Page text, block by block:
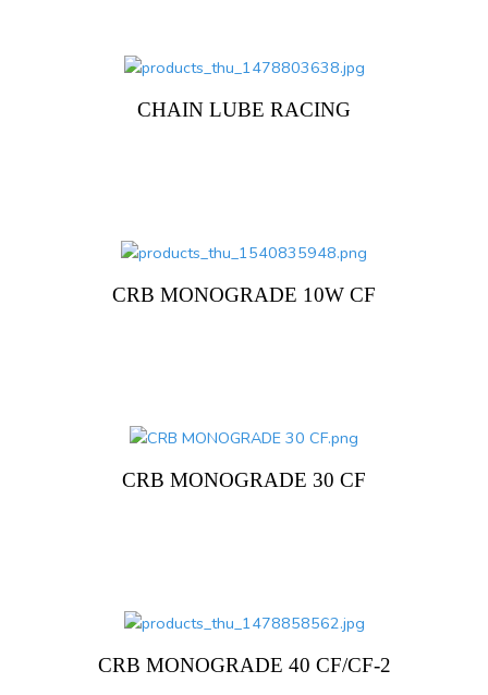
CHAIN LUBE RACING
CRB MONOGRADE 10W CF
CRB MONOGRADE 30 CF
CRB MONOGRADE 40 CF/CF-2